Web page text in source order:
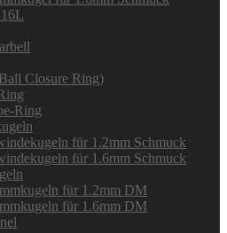
Closure Ring)
Ring
für 1.2mm Schmuck
für 1.6mm Schmuck
für 1.2mm DM
für 1.6mm DM